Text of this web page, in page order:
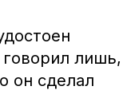
лишь,
он сделал